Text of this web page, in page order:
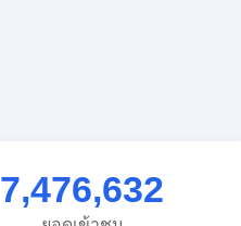
7,476,632
ยอดเข้าชม